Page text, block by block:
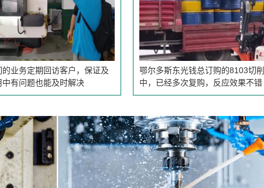
客户，保证及
时解决
鄂尔多斯东光钱总订购的8103切削液发货
中，已经多次复购，反应效果不错